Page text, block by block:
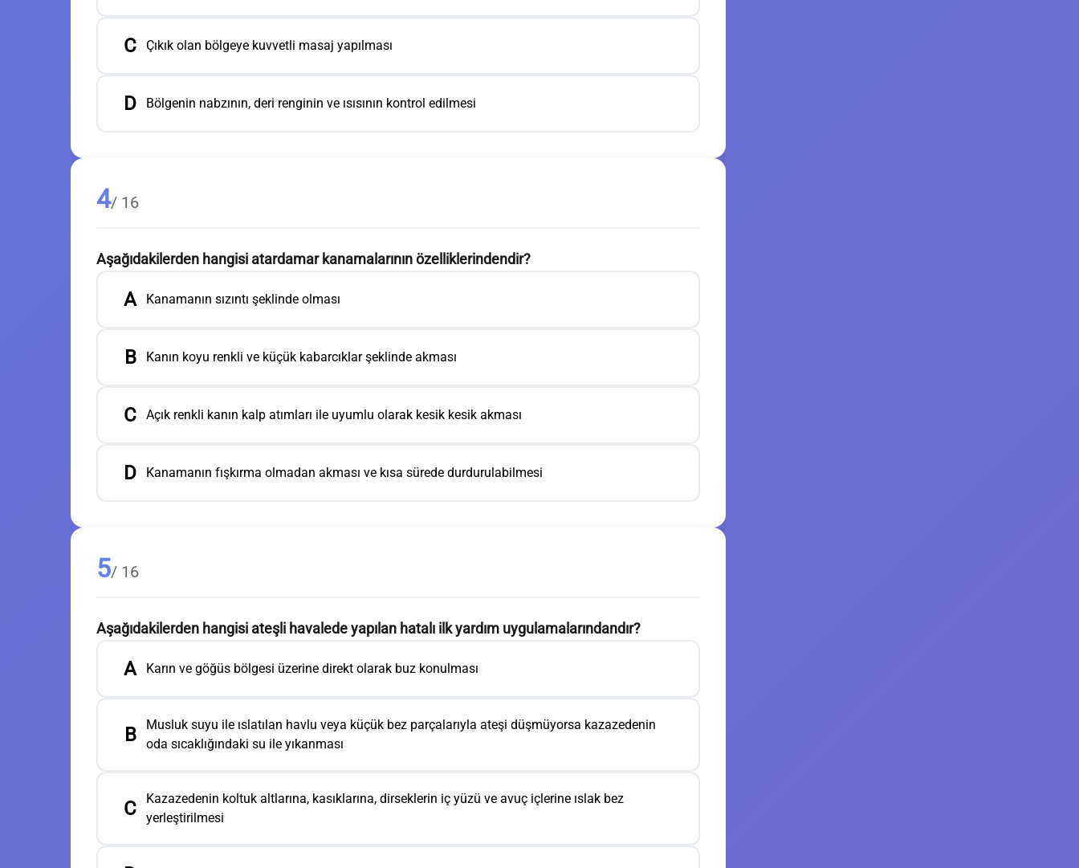
C Çıkık olan bölgeye kuvvetli masaj yapılması
D Bölgenin nabzının, deri renginin ve ısısının kontrol edilmesi
4/ 16
Aşağıdakilerden hangisi atardamar kanamalarının özelliklerindendir?
A Kanamanın sızıntı şeklinde olması
B Kanın koyu renkli ve küçük kabarcıklar şeklinde akması
C Açık renkli kanın kalp atımları ile uyumlu olarak kesik kesik akması
D Kanamanın fışkırma olmadan akması ve kısa sürede durdurulabilmesi
5/ 16
Aşağıdakilerden hangisi ateşli havalede yapılan hatalı ilk yardım uygulamalarındandır?
A Karın ve göğüs bölgesi üzerine direkt olarak buz konulması
B
Musluk suyu ile ıslatılan havlu veya küçük bez parçalarıyla ateşi düşmüyorsa kazazedenin
oda sıcaklığındaki su ile yıkanması
C
Kazazedenin koltuk altlarına, kasıklarına, dirseklerin iç yüzü ve avuç içlerine ıslak bez
yerleştirilmesi